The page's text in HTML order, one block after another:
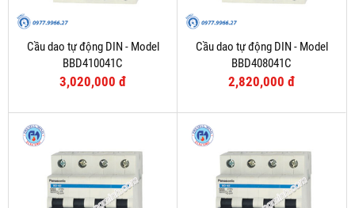
Cầu dao tự động DIN - Model
BBD410041C
3,020,000 đ
Cầu dao tự động DIN - Model
BBD408041C
2,820,000 đ